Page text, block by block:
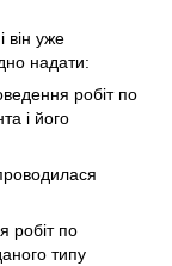
він уже
надати:
робіт по
і його
робіт по
типу